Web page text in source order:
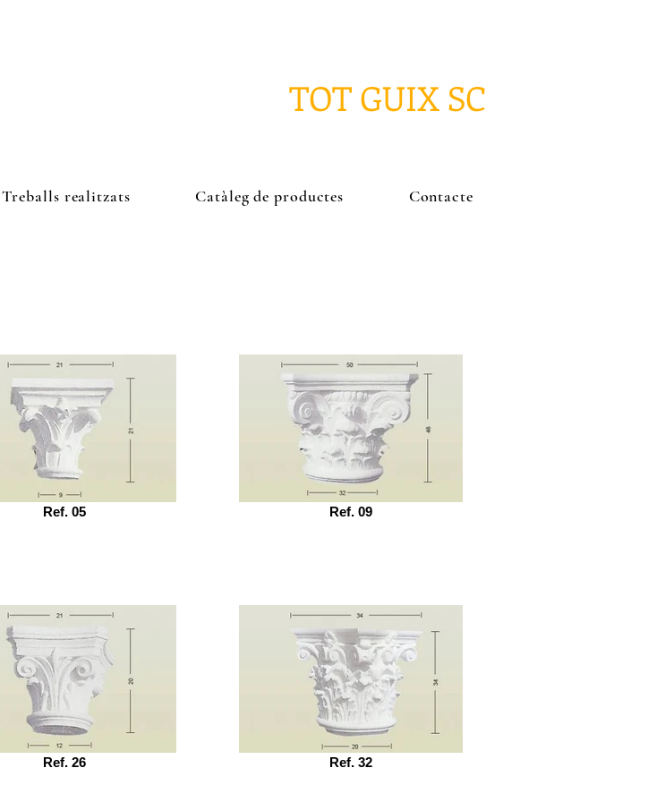
TOT GUIX SC
Treballs realitzats Catàleg de productes Contacte
Ref. 05 Ref. 09
Ref. 26 Ref. 32